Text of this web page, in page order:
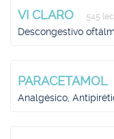
VI CLARO 545
Descongestivo
PARACETAMOL
Analgésico,